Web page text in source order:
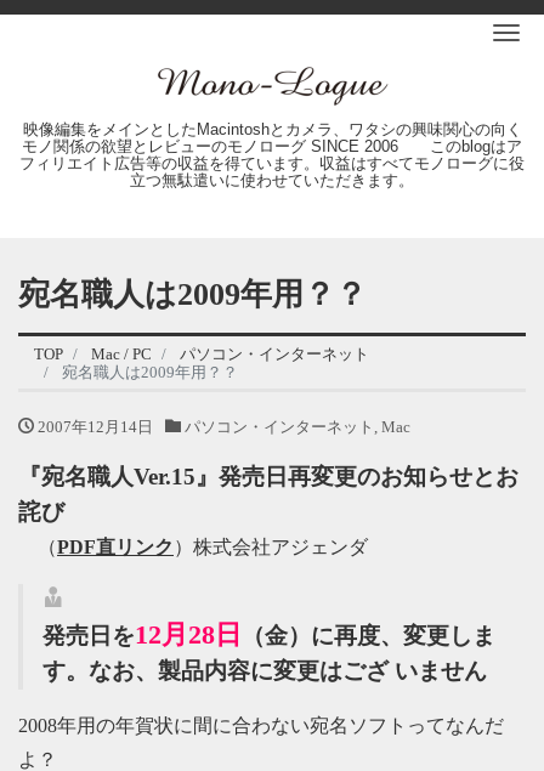
映像編集をメインとしたMacintoshとカメラ、ワタシの興味関心の向く
モノ関係の欲望とレビューのモノローグ SINCE 2006 このblogはア
フィリエイト広告等の収益を得ています。収益はすべてモノローグに役
立つ無駄遣いに使わせていただきます。
宛名職人は2009年用？？
TOP Mac / PC
パソコン・インターネット
宛名職人は2009年用？？
2007年12月14日 パソコン・インターネット , Mac
『宛名職人Ver.15』発売日再変更のお知らせとお
詫び
（PDF直リンク ）株式会社アジェンダ
発売日を12月28日
（金）に再度、変更しま
す。なお、製品内容に変更はござ いません
2008年用の年賀状に間に合わない宛名ソフトってなんだ
よ？